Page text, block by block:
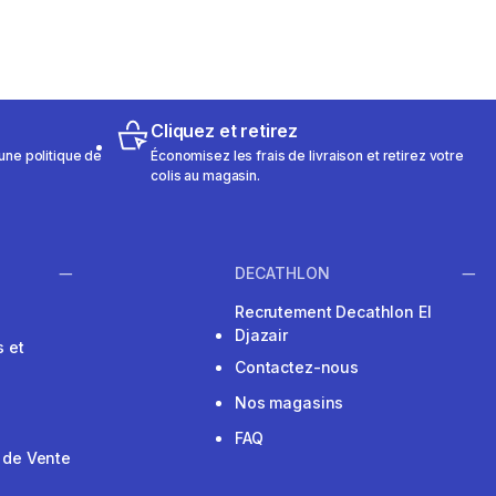
politique de
Cliquez et retirez
Économisez les frais de livraison et retirez votre
colis au magasin.
et
Vente
DECATHLON
Recrutement Decathlon El
Djazair
Contactez-nous
Nos magasins
FAQ